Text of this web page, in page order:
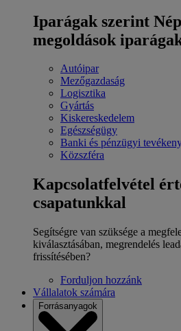
Iparágak szerint
megoldások
Autóipar
Mezőgazdaság
Logisztika
Gyártás
Kiskereskedelem
Egészségügy
Banki és pénzügyi
Közszféra
Kapcsolatfelvétel
csapatunkkal
Segítségre van szüksége a
kiválasztásában, megrendelés
frissítésében?
Forduljon hozzánk
Vállalatok számára
Forrásanyagok